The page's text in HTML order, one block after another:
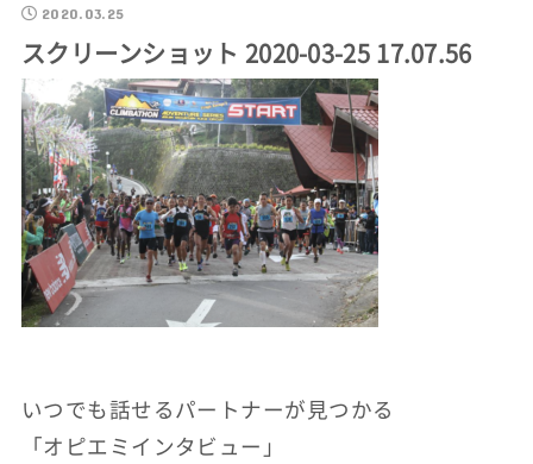
2020.03.25
スクリーンショット 2020-03-25 17.07.56
いつでも話せるパートナーが見つかる
「オピエミインタビュー」